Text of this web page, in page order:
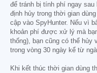
để tránh bị tính phí ngay
định hủy trong thời gian
cập vào SpyHunter. Nếu vì
khoản phí được xử lý mà
thống), bạn cũng có thể hủy
trong vòng 30 ngày kể từ
Khi kết thúc thời gian dùng